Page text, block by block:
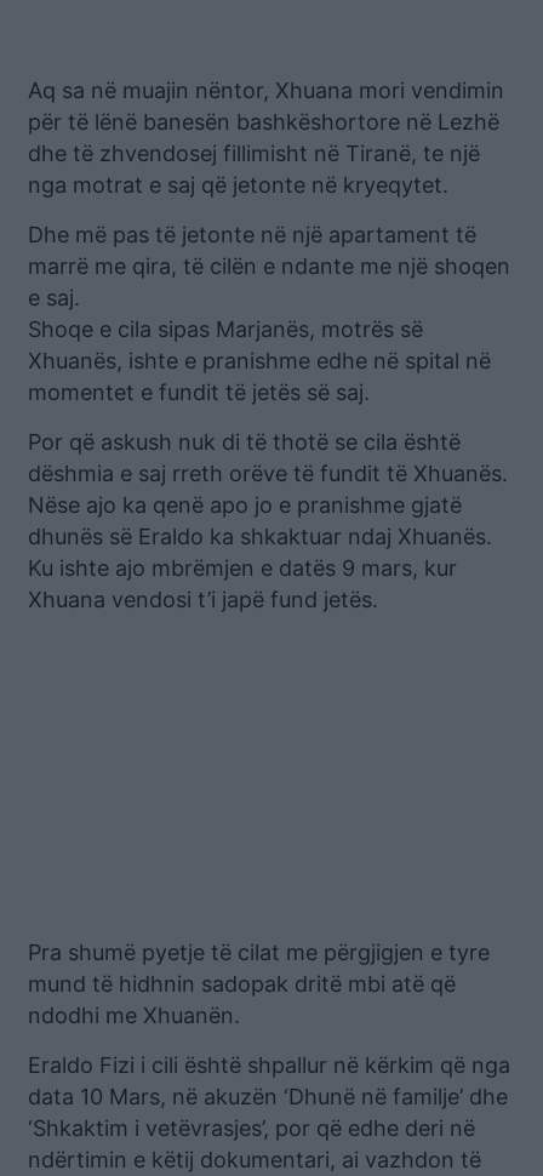
Aq sa në muajin nëntor, Xhuana mori vendimin
për të lënë banesën bashkëshortore në Lezhë
dhe të zhvendosej fillimisht në Tiranë, te një
nga motrat e saj që jetonte në kryeqytet.
Dhe më pas të jetonte në një apartament të
marrë me qira, të cilën e ndante me një shoqen
e saj.
Shoqe e cila sipas Marjanës, motrës së
Xhuanës, ishte e pranishme edhe në spital në
momentet e fundit të jetës së saj.
Por që askush nuk di të thotë se cila është
dëshmia e saj rreth orëve të fundit të Xhuanës.
Nëse ajo ka qenë apo jo e pranishme gjatë
dhunës së Eraldo ka shkaktuar ndaj Xhuanës.
Ku ishte ajo mbrëmjen e datës 9 mars, kur
Xhuana vendosi t’i japë fund jetës.
Pra shumë pyetje të cilat me përgjigjen e tyre
mund të hidhnin sadopak dritë mbi atë që
ndodhi me Xhuanën.
Eraldo Fizi i cili është shpallur në kërkim që nga
data 10 Mars, në akuzën ‘Dhunë në familje’ dhe
‘Shkaktim i vetëvrasjes’, por që edhe deri në
ndërtimin e këtij dokumentari, ai vazhdon të